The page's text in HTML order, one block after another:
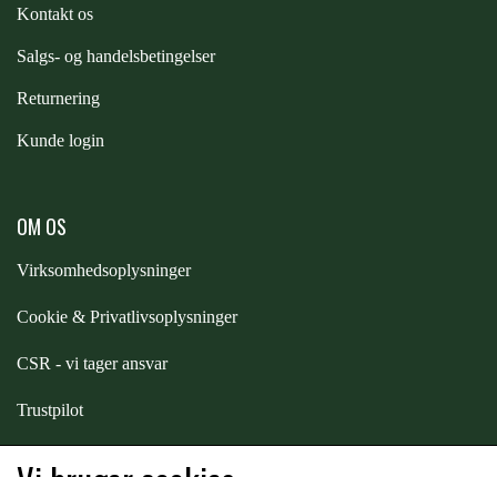
PREMIER EQUINE GROOMING & STALD
PHARMACARE
PREMIER EQUINE
Kontakt os
Salgs- og handelsbetingelser
Returnering
Kunde login
OM OS
Virksomhedsoplysninger
Cookie & Privatlivsoplysninger
CSR - vi tager ansvar
Trustpilot